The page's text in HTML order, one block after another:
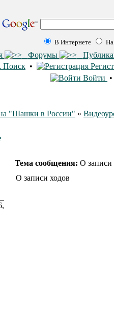
В Интернете
Форумы
Поиск •
Войти •
"Шашки в России" »
Тема сообщения: О записи
О записи ходов